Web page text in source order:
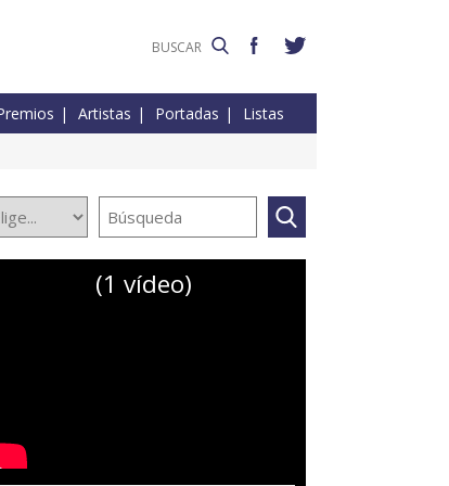
Artistas Portadas Listas
(1 vídeo)